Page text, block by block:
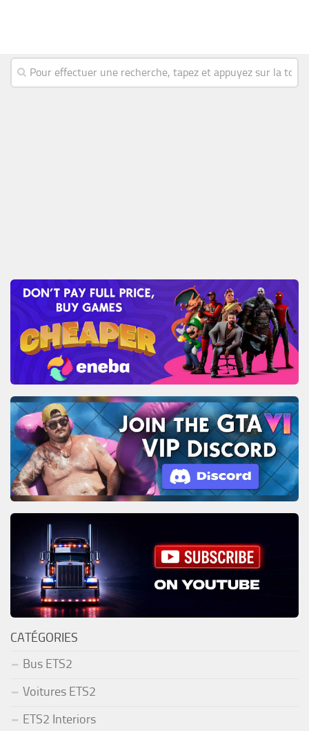
CATÉGORIES
Bus ETS2
Voitures ETS2
ETS2 Interiors